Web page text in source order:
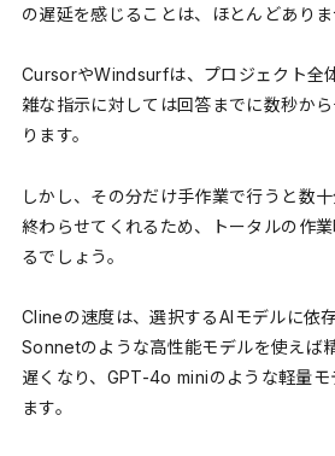
の遅延を感じることは、ほとんどありま
CursorやWindsurfは、プロジェクト全
雑な指示に対しては回答までに数秒か
ります。
しかし、その分だけ手作業で行うと数
終わらせてくれるため、トータルの作
るでしょう。
Clineの速度は、選択するAIモデルに依
Sonnetのような高性能モデルを使えば
遅くなり、GPT-4o miniのような軽量モ
ます。